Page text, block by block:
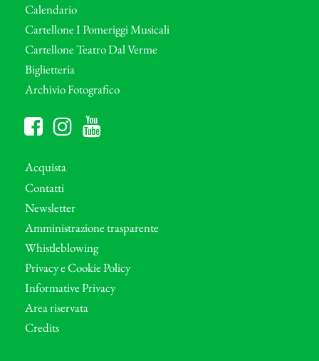
Calendario
Cartellone I Pomeriggi Musicali
Cartellone Teatro Dal Verme
Biglietteria
Archivio Fotografico
Acquista
Contatti
Newsletter
Amministrazione trasparente
Whistleblowing
Privacy e Cookie Policy
Informative Privacy
Area riservata
Credits